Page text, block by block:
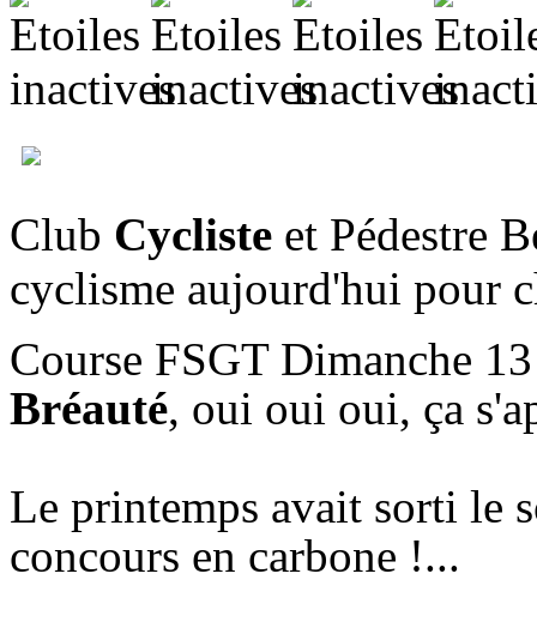
Club Cycliste et Pédestre
cyclisme aujourd'hui pour
Course FSGT Dimanche
Bréauté, oui oui oui, ça
Le printemps avait sorti le
concours en carbone !...